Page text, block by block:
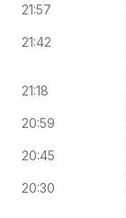
21:57
21:42
21:18
20:59
20:45
20:30